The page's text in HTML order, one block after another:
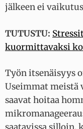
jälkeen ei
TUTUSTU:
kuormittavaksi
Työn itsenäisyys
Useimmat meistä
saavat hoitaa